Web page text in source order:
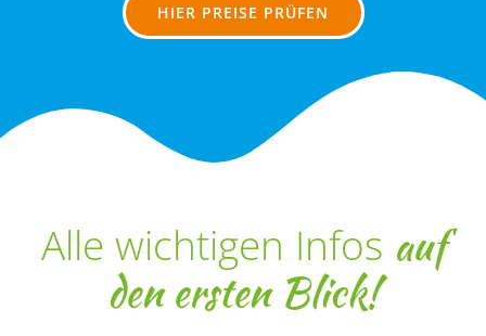
HIER PREISE PRÜFEN
Alle wichtigen Infos auf
den ersten Blick!